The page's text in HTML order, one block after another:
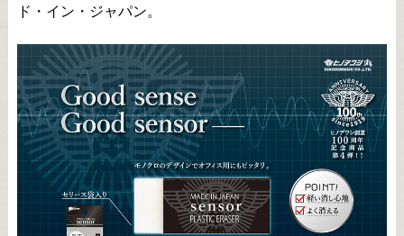
ド・イン・ジャパン。